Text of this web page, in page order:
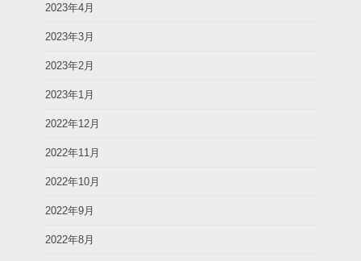
2023年4月
2023年3月
2023年2月
2023年1月
2022年12月
2022年11月
2022年10月
2022年9月
2022年8月